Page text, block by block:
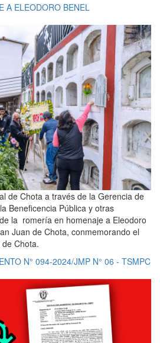
A ELEODORO BENEL
de Chota a través de la Gerencia de
Beneficencia Pública y otras
la romería en homenaje a Eleodoro
Juan de Chota, conmemorando el
Chota.
N° 094-2024/JMP N° 06 - TSMPC